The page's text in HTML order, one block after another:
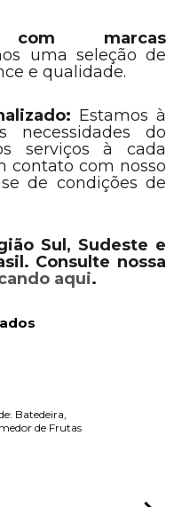
marcas
uma seleção de
e qualidade.
Estamos à
necessidades do
serviços à cada
contato com nosso
de condições de
Sul, Sudeste e
Consulte nossa
aqui.
Batedeira,
de Frutas